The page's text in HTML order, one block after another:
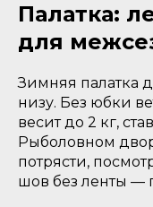
Палатка:
для
Зимняя палатка
низу. Без юбки
весит до 2 кг,
Рыболовном
потрясти,
шов без ленты —